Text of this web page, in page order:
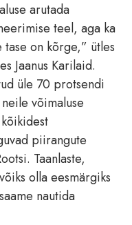
arutada
teel, aga ka
on kõrge,” ütles
Jaanus Karilaid.
üle 70 protsendi
võimaluse
piirangute
Taanlaste,
olla eesmärgiks
nautida